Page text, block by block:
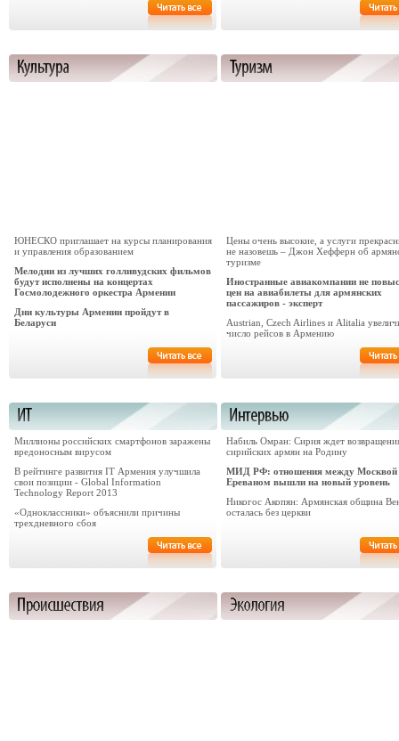
ЮНЕСКО приглашает на курсы планирования
и управления образованием
Мелодии из лучших голливудских фильмов
будут исполнены на концертах
Госмолодежного оркестра Армении
Дни культуры Армении пройдут в
Беларуси
Цены очень высокие, а услуги
не назовешь – Джон Хефферн об
туризме
Иностранные авиакомпании не
цен на авиабилеты для армянских
пассажиров - эксперт
Austrian, Czech Airlines и Alitalia
число рейсов в Армению
Миллионы российских смартфонов заражены
вредоносным вирусом
В рейтинге развития IT Армения улучшила
свои позиции - Global Information
Technology Report 2013
«Одноклассники» объяснили причины
трехдневного сбоя
Набиль Омран: Сирия ждет
сирийских армян на Родину
МИД РФ: отношения между Москвой
Ереваном вышли на новый уровень
Никогос Акопян: Армянская община
осталась без церкви